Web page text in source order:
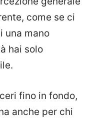
come se ci
una mano
hai solo
fino in fondo,
anche per chi